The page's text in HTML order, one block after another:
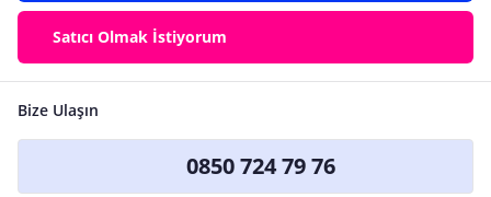
Satıcı Olmak İstiyorum
Bize Ulaşın
0850 724 79 76